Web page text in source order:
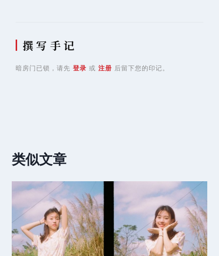
撰 写 手 记
暗房门已锁，请先 登录 或 注册 后留下您的印记。
类似文章